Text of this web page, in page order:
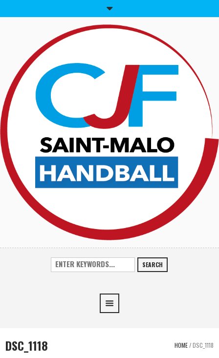
SEARCH
DSC_1118 HOME/DSC_1118